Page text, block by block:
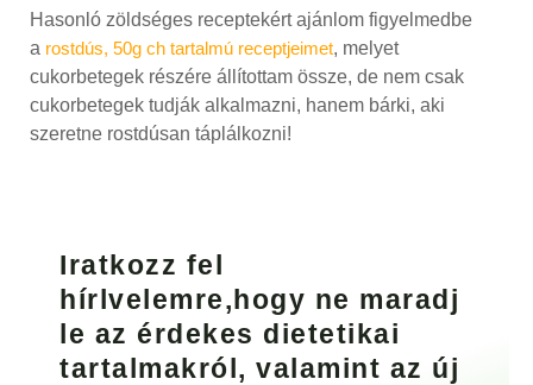
Hasonló zöldséges receptekért ajánlom figyelmedbe
a rostdús, 50g ch tartalmú receptjeimet, melyet
cukorbetegek részére állítottam össze, de nem csak
cukorbetegek tudják alkalmazni, hanem bárki, aki
szeretne rostdúsan táplálkozni!
Iratkozz fel
hírlvelemre,hogy ne maradj
le az érdekes dietetikai
tartalmakról, valamint az új